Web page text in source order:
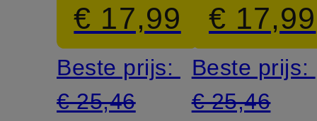
€ 17,99
Beste prijs:
€ 25,46
€ 17,99
Beste prijs:
€ 25,46